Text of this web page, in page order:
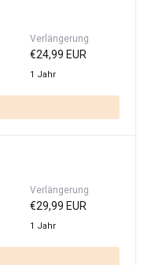
Verlängerung
€24,99 EUR
1 Jahr
Verlängerung
€29,99 EUR
1 Jahr